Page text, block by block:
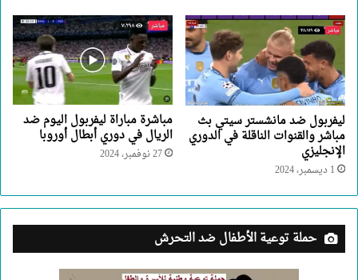
ليفربول ضد مانشستر سيتي بث
مباشر والقنوات الناقلة في الدوري
الإنجليزي
1 ديسمبر، 2024
مباشرة مباراة ليفربول اليوم ضد
الريال في دوري أبطال أوروبا
27 نوفمبر، 2024
حملة توعية الأطفال ضد التحرش